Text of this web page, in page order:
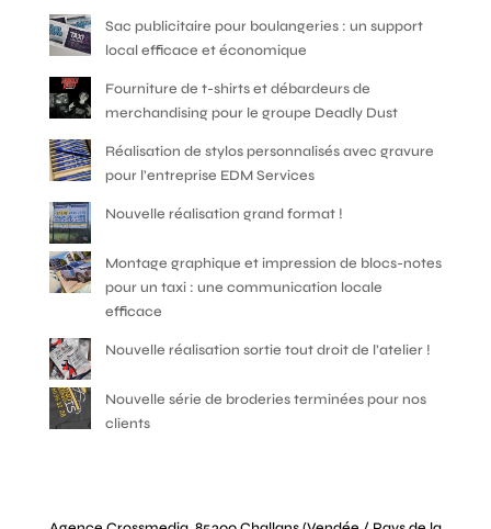
Sac publicitaire pour boulangeries : un support
local efficace et économique
Fourniture de t-shirts et débardeurs de
merchandising pour le groupe Deadly Dust
Réalisation de stylos personnalisés avec gravure
pour l’entreprise EDM Services
Nouvelle réalisation grand format !
Montage graphique et impression de blocs-notes
pour un taxi : une communication locale
efficace
Nouvelle réalisation sortie tout droit de l’atelier !
Nouvelle série de broderies terminées pour nos
clients